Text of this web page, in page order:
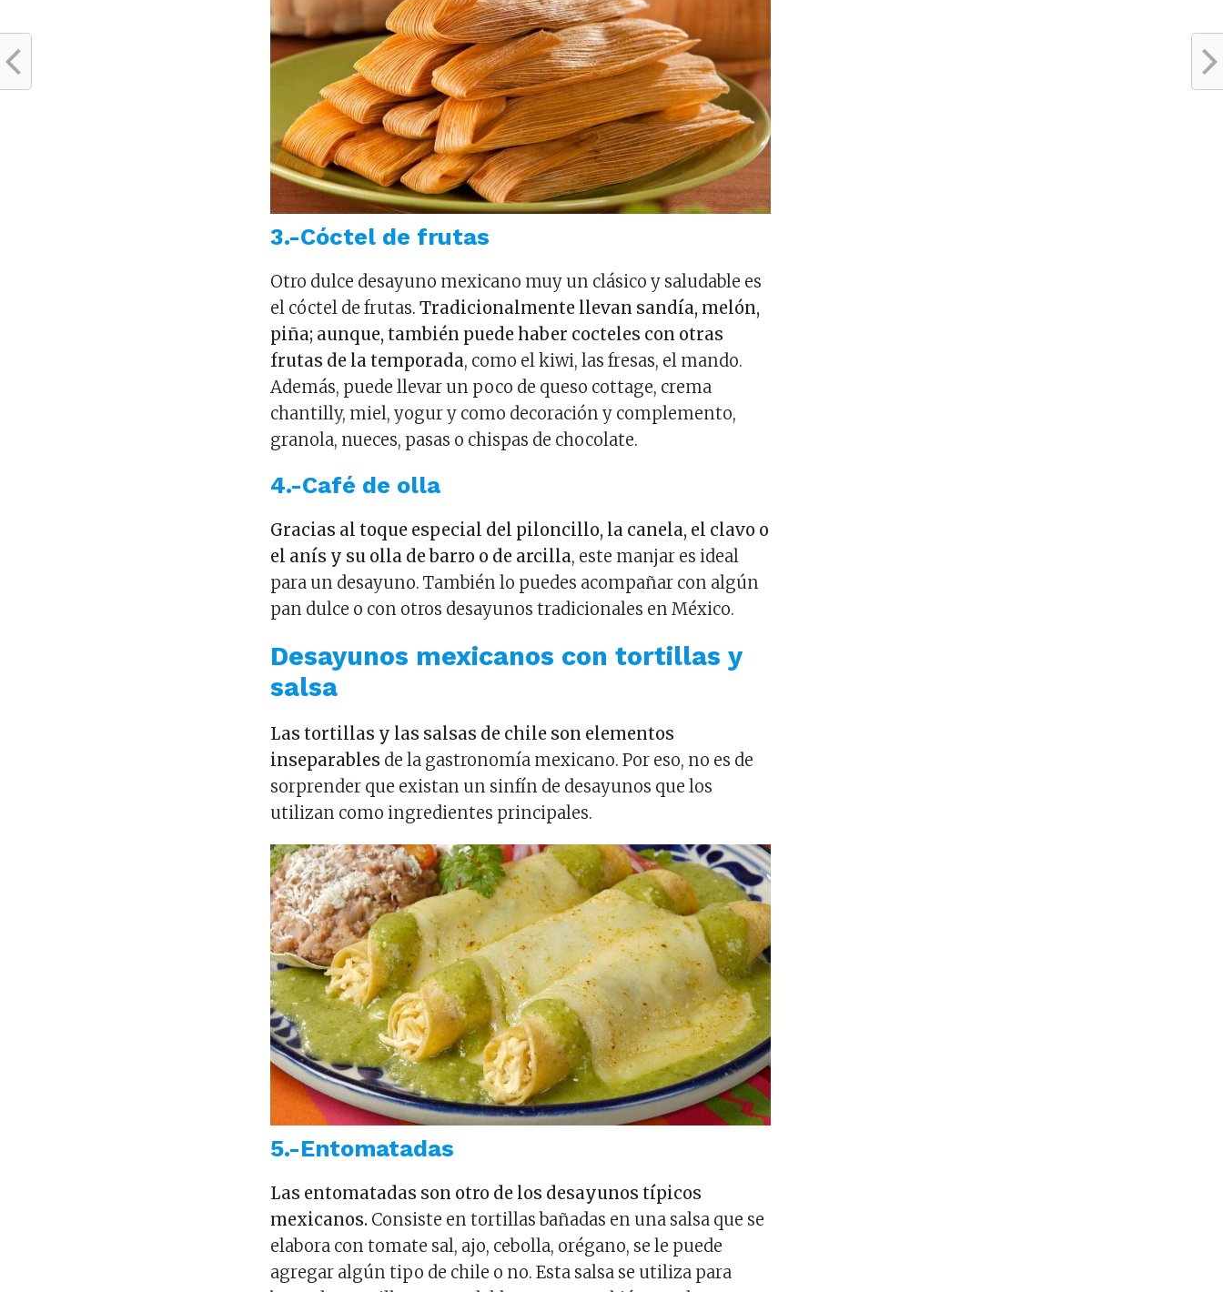
3.-Cóctel de frutas
Otro dulce desayuno mexicano muy un clásico y saludable es
el cóctel de frutas.Tradicionalmente llevan sandía, melón,
piña; aunque, también puede haber cocteles con otras
frutas de la temporada, como el kiwi, las fresas, el mando.
Además, puede llevar un poco de queso cottage, crema
chantilly, miel, yogur y como decoración y complemento,
granola, nueces, pasas o chispas de chocolate.
4.-Café de olla
Gracias al toque especial del piloncillo, la canela, el clavo o
el anís y su olla de barro o de arcilla, este manjar es ideal
para un desayuno. También lo puedes acompañar con algún
pan dulce o con otros desayunos tradicionales en México.
Desayunos mexicanos con tortillas y
salsa
Las tortillas y las salsas de chile son elementos
inseparables de la gastronomía mexicano. Por eso, no es de
sorprender que existan un sinfín de desayunos que los
utilizan como ingredientes principales.
5.-Entomatadas
Las entomatadas son otro de los desayunos típicos
mexicanos. Consiste en tortillas bañadas en una salsa que se
elabora con tomate sal, ajo, cebolla, orégano, se le puede
agregar algún tipo de chile o no. Esta salsa se utiliza para